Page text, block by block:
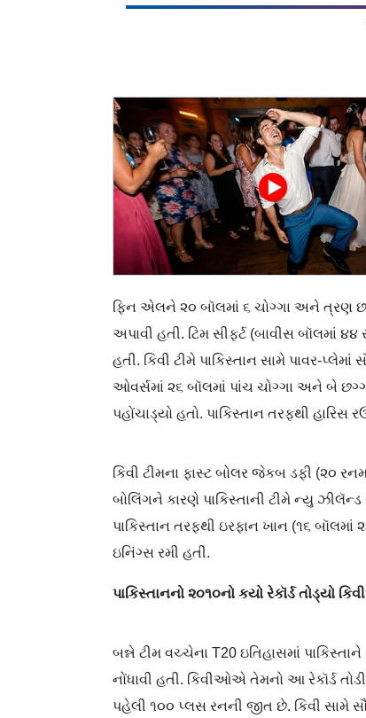
ફિન એલને ૨૦ બૉલમાં ૬ ચોગ્ગા અને ત્રણ
અપાવી હતી. ટિમ સીફર્ટ (બાવીસ બૉલમાં
હતી. કિવી ટીમે પાકિસ્તાન સામે પાવર-
ઓવર્સમાં ૨૬ બૉલમાં પાંચ ચોગ્ગા અને બે
પહોંચાડ્યો હતો. પાકિસ્તાન તરફથી
કિવી ટીમના ફાસ્ટ બોલર જેકબ ડફી (૨૦
બોલિંગને કારણે પાકિસ્તાની ટીમે ન્યુ
પાકિસ્તાન તરફથી ઇરફાન ખાન (૧૬
ઇનિંગ્સ રમી હતી.
પાકિસ્તાનનો ૨૦૧૦નો કયો રેકૉર્ડ તોડ્યો
બન્ને ટીમ વચ્ચેના T20 ઇતિહાસમાં
નોંધાવી હતી. કિવીઓએ તેમનો આ રેકૉર્ડ
પહેલી ૧૦૦ પ્લસ રનની જીત છે. કિવી સામે